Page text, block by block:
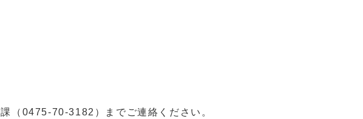
（0475-70-3182）までご連絡ください。